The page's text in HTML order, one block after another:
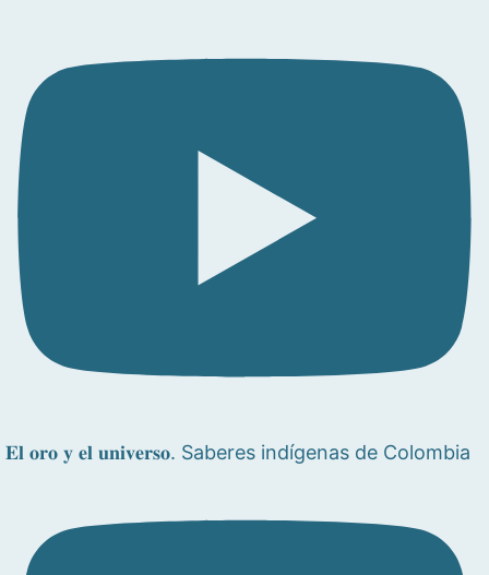
𝐄𝐥 𝐨𝐫𝐨 𝐲 𝐞𝐥 𝐮𝐧𝐢𝐯𝐞𝐫𝐬𝐨. Saberes indígenas de Colombia